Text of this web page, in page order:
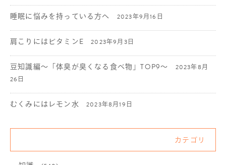
睡眠に悩みを持っている方へ 2023年9月16日
肩こりにはビタミンE 2023年9月3日
豆知識編〜「体臭が臭くなる食べ物」TOP9〜
2023年8月
26日
むくみにはレモン水 2023年8月19日
カテゴリ